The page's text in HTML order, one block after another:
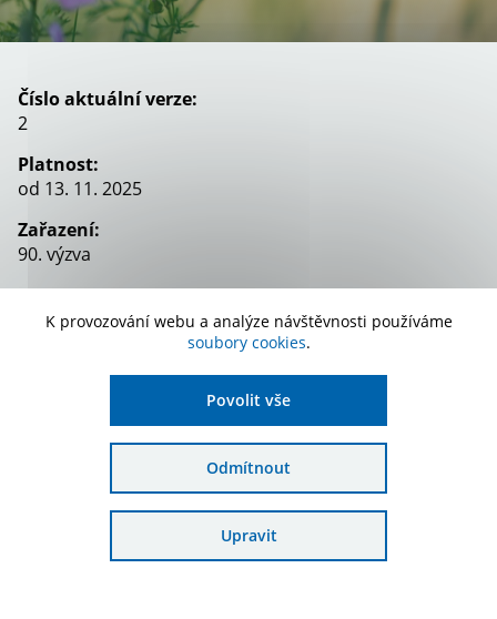
Číslo aktuální verze:
2
Platnost:
od 13. 11. 2025
Zařazení:
90. výzva
Stáhnout dokument
Starší verze
Číslo verze
K provozování webu a analýze návštěvnosti používáme
soubory cookies.
Povolit vše
Odmítnout
Upravit